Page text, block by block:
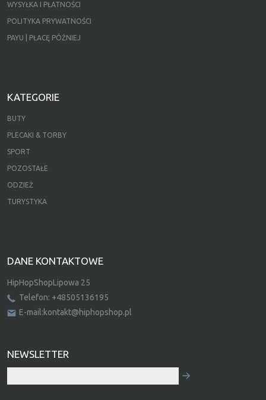
WYSYŁKA I PŁATNOŚCI
POLITYKA PRYWATNOŚCI
PAYU | PŁACĘ PÓŹNIEJ
KATEGORIE
BUTY
PLECAKI & TORBY
SPORT
POZOSTAŁE
ODZIEŻ
TURYSTYKA
DANE KONTAKTOWE
HipHopShopLipowa 25
Telefon: +48505136195
E-mail:kontakt@hiphopshop.pl
NEWSLETTER